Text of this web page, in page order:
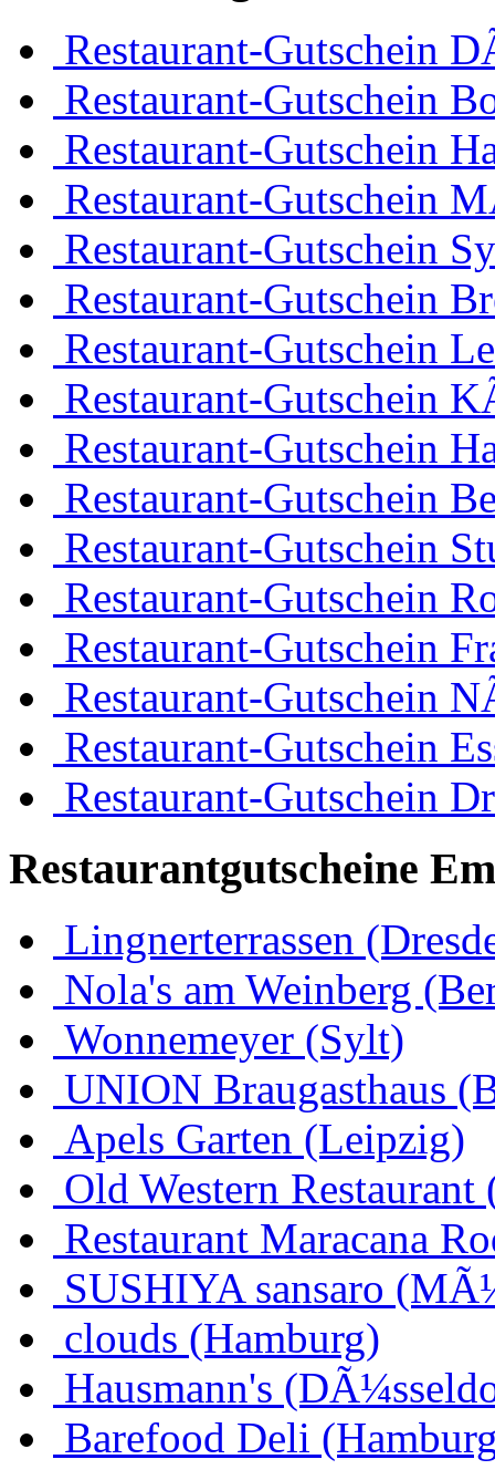
Restaurant-Gutschein
Restaurant-Gutschein
Restaurant-Gutschein
Restaurant-Gutschein
Restaurant-Gutschein
Restaurant-Gutschein
Restaurant-Gutschein
Restaurant-Gutschein
Restaurant-Gutschein
Restaurant-Gutschein
Restaurant-Gutschein
Restaurant-Gutschein
Restaurant-Gutschein
Restaurant-Gutschein
Restaurant-Gutschein
Restaurant-Gutschein
Restaurantgutscheine
Lingnerterrassen
Nola's am Weinberg
Wonnemeyer (Sylt)
UNION Braugasthaus
Apels Garten (Leipzig)
Old Western Restaurant
Restaurant Maracana
SUSHIYA sansaro
clouds (Hamburg)
Hausmann's
Barefood Deli